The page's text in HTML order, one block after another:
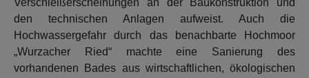
Verschleißerscheinungen an der Baukonstruktion und
den technischen Anlagen aufweist. Auch die
Hochwassergefahr durch das benachbarte Hochmoor
„Wurzacher Ried“ machte eine Sanierung des
vorhandenen Bades aus wirtschaftlichen, ökologischen